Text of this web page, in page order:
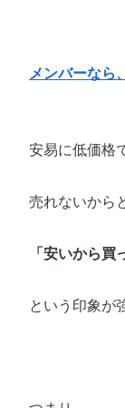
メンバーなら
安易に低価格
売れないから
「安いから買
という印象が